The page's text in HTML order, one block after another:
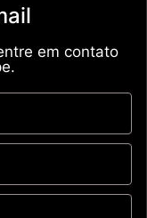
em contato